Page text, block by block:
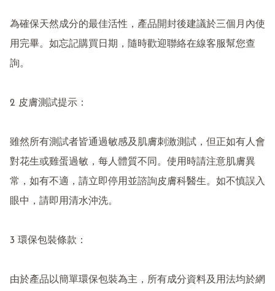
為確保天然成分的最佳活性，產品開封後建議於三個月內使
用完畢。如忘記購買日期，隨時歡迎聯絡在線客服幫您查
詢。
2 皮膚測試提示：
雖然所有測試者皆通過敏感及肌膚刺激測試，但正如有人會
對花生或雞蛋過敏，每人體質不同。使用時請注意肌膚異
常，如有不適，請立即停用並諮詢皮膚科醫生。如不慎誤入
眼中，請即用清水沖洗。
3 環保包裝條款：
由於產品以簡單環保包裝為主，所有成分資料及用法均於網